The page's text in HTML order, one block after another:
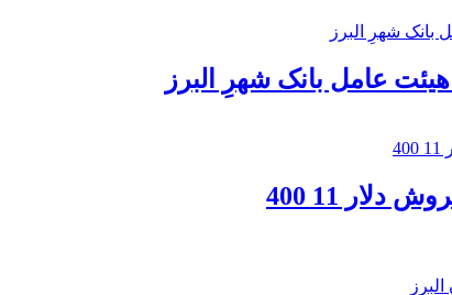
عامل بانک شهرِ البرز
11 400